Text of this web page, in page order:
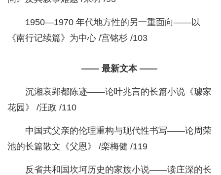
1950—1970 年代地方性的另一重面向——以
《南行记续篇》为中心 /宫铭杉 /103
—— 最新文本 ——
沉湘哀郢都陈迹——论叶兆言的长篇小说《璩家
花园》 /汪政 /110
中国式父亲的伦理重构与现代性书写——论周荣
池的长篇散文《父恩》 /栾梅健 /119
反省共和国坎坷历史的家族小说——读庄深的长